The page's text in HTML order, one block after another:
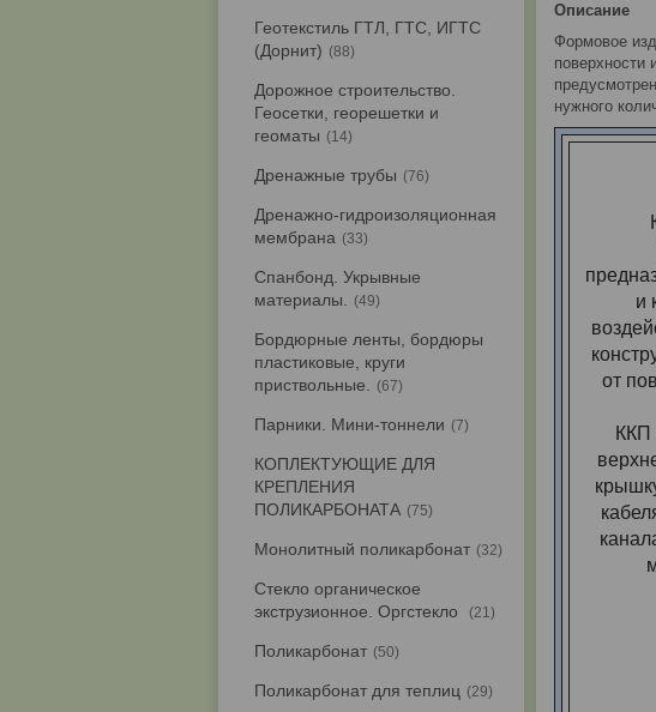
Описание
Формовое
нужного
и
от
ККП
Геотекстиль ГТЛ, ГТС, ИГТС
(Дорнит)
88
Дорожное строительство.
Геосетки, георешетки и
геоматы
14
Дренажные трубы 76
Дренажно-гидроизоляционная
мембрана
33
Спанбонд. Укрывные
материалы.
49
Бордюрные ленты, бордюры
пластиковые, круги
приствольные.
67
Парники. Мини-тоннели 7
КОПЛЕКТУЮЩИЕ ДЛЯ
КРЕПЛЕНИЯ
ПОЛИКАРБОНАТА
75
Монолитный поликарбонат 32
Стекло органическое
экструзионное. Оргстекло
21
Поликарбонат 50
Поликарбонат для теплиц 29